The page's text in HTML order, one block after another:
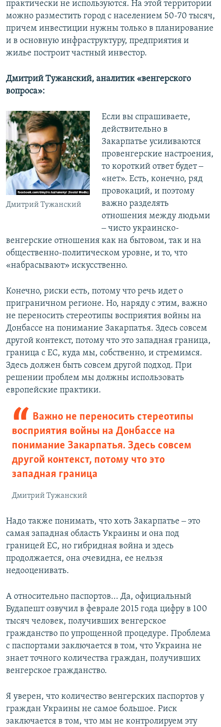
практически не используются. На этой территории
можно разместить город с населением 50-70 тысяч,
причем инвестиции нужны только в планирование
и в основную инфраструктуру, предприятия и
жилье построит частный инвестор.
Дмитрий Тужанский, аналитик «венгерского
вопроса»:
Дмитрий Тужанский
Если вы спрашиваете,
действительно в
Закарпатье усиливаются
провенгерские настроения,
то короткий ответ будет ‒
«нет». Есть, конечно, ряд
провокаций, и поэтому
важно разделять
отношения между людьми
‒ чисто украинско-
венгерские отношения как на бытовом, так и на
общественно-политическом уровне, и то, что
«набрасывают» искусственно.
Конечно, риски есть, потому что речь идет о
приграничном регионе. Но, наряду с этим, важно
не переносить стереотипы восприятия войны на
Донбассе на понимание Закарпатья. Здесь совсем
другой контекст, потому что это западная граница,
граница с ЕС, куда мы, собственно, и стремимся.
Здесь должен быть совсем другой подход. При
решении проблем мы должны использовать
европейские практики.
Важно не переносить стереотипы
восприятия войны на Донбассе на
понимание Закарпатья. Здесь совсем
другой контекст, потому что это
западная граница
Дмитрий Тужанский
Надо также понимать, что хоть Закарпатье ‒ это
самая западная область Украины и она под
границей ЕС, но гибридная война и здесь
продолжается, она очевидна, ее нельзя
недооценивать.
А относительно паспортов... Да, официальный
Будапешт озвучил в феврале 2015 года цифру в 100
тысяч человек, получивших венгерское
гражданство по упрощенной процедуре. Проблема
с паспортами заключается в том, что Украина не
знает точного количества граждан, получивших
венгерское гражданство.
Я уверен, что количество венгерских паспортов у
граждан Украины не самое большое. Риск
заключается в том, что мы не контролируем эту